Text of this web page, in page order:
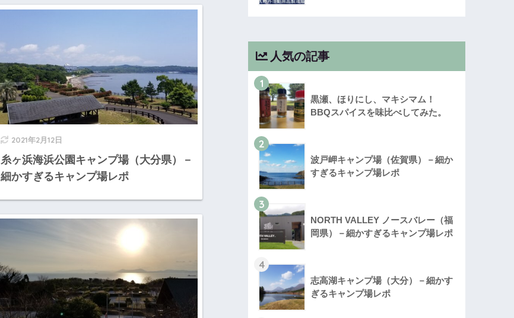
2021年2月12日
糸ヶ浜海浜公園キャンプ場（大分県）－
細かすぎるキャンプ場レポ
人気の記事
1
黒瀬、ほりにし、マキシマム！
BBQスパイスを味比べしてみた。
2
波戸岬キャンプ場（佐賀県）－細か
すぎるキャンプ場レポ
3
NORTH VALLEY ノースバレー（福
岡県）－細かすぎるキャンプ場レポ
4
志高湖キャンプ場（大分）－細かす
ぎるキャンプ場レポ